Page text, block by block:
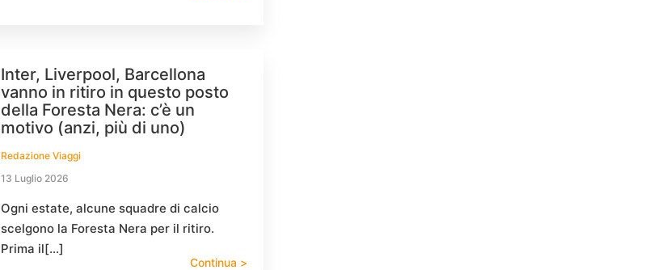
Inter, Liverpool, Barcellona
vanno in ritiro in questo posto
della Foresta Nera: c’è un
motivo (anzi, più di uno)
Redazione Viaggi
13 Luglio 2026
Ogni estate, alcune squadre di calcio
scelgono la Foresta Nera per il ritiro.
Prima il[…]
Continua >